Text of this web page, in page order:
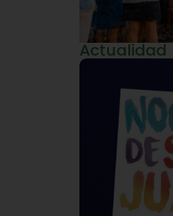
Actualidad